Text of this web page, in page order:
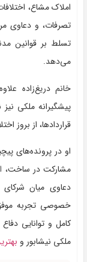
املاک مشاع،
تصرفات، و دعاوی
تسلط بر قوانین
می‌دهد.
خانم دریغ‌زاده
پیشگیرانه ملکی
قراردادها، از بروز
او در پرونده‌های
مشارکت در ساخت،
دعاوی میان
خصوصی تجربه
کامل و توانایی
ملکی نیشابور و